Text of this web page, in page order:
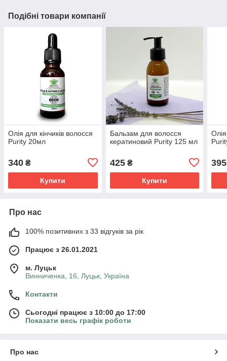
Подібні товари компанії
Олія для кінчиків волосся
Purity 20мл
340 ₴
Купити
Бальзам для волосся
кератиновий Purity 125 мл
425₴
Купити
395
Про нас
100% позитивних з 33 відгуків за рік
Працює з 26.01.2021
м. Луцьк
Винниченка, 16, Луцьк, Україна
Контакти
Сьогодні працює з 10:00 до 17:00
Показати весь графік роботи
Про нас